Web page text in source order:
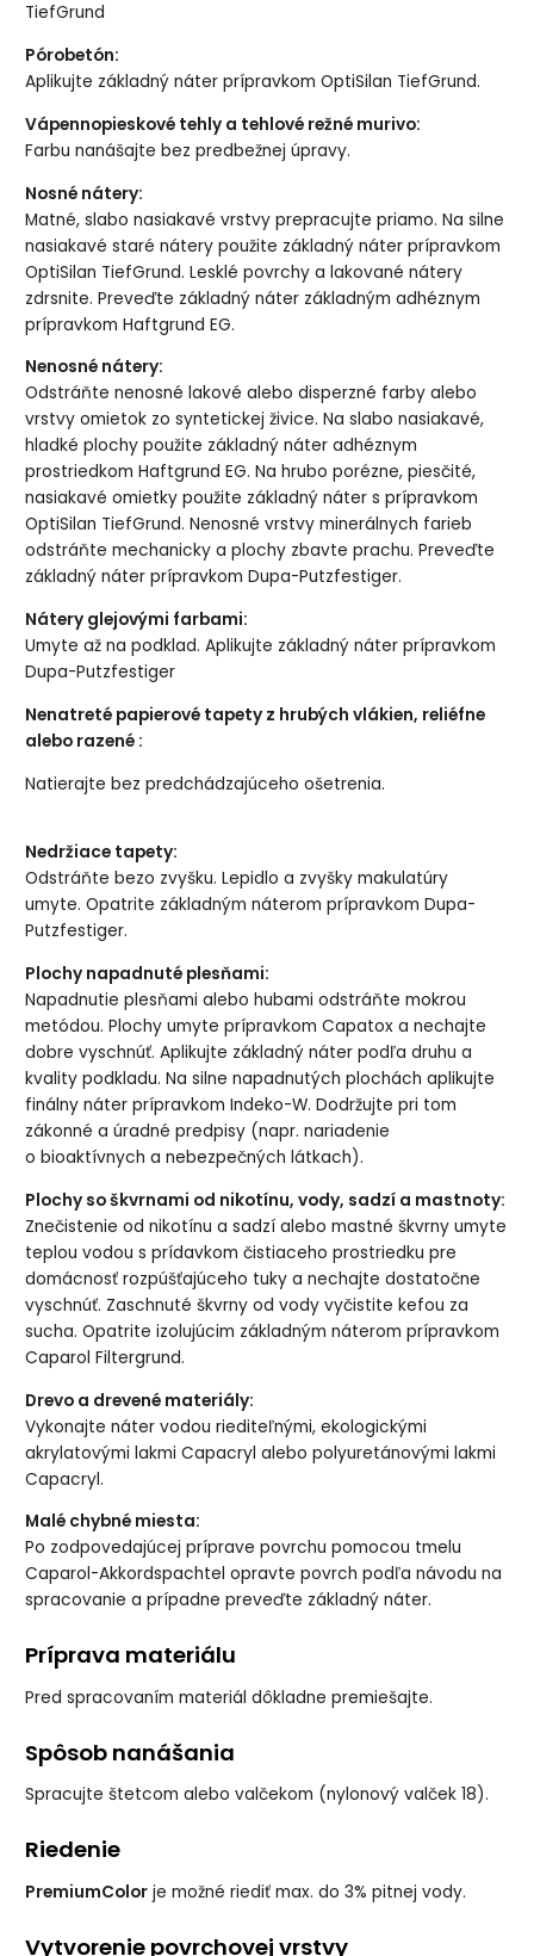
TiefGrund
Pórobetón:
Aplikujte základný náter prípravkom OptiSilan TiefGrund.
Vápennopieskové tehly a tehlové režné murivo:
Farbu nanášajte bez predbežnej úpravy.
Nosné nátery:
Matné, slabo nasiakavé vrstvy prepracujte priamo. Na silne
nasiakavé staré nátery použite základný náter prípravkom
OptiSilan TiefGrund. Lesklé povrchy a lakované nátery
zdrsnite. Preveďte základný náter základným adhéznym
prípravkom Haftgrund EG.
Nenosné nátery:
Odstráňte nenosné lakové alebo disperzné farby alebo
vrstvy omietok zo syntetickej živice. Na slabo nasiakavé,
hladké plochy použite základný náter adhéznym
prostriedkom Haftgrund EG. Na hrubo porézne, piesčité,
nasiakavé omietky použite základný náter s prípravkom
OptiSilan TiefGrund. Nenosné vrstvy minerálnych farieb
odstráňte mechanicky a plochy zbavte prachu. Preveďte
základný náter prípravkom Dupa-Putzfestiger.
Nátery glejovými farbami:
Umyte až na podklad. Aplikujte základný náter prípravkom
Dupa-Putzfestiger
Nenatreté papierové tapety z hrubých vlákien, reliéfne
alebo razené :
Natierajte bez predchádzajúceho ošetrenia.
Nedržiace tapety:
Odstráňte bezo zvyšku. Lepidlo a zvyšky makulatúry
umyte. Opatrite základným náterom prípravkom Dupa-
Putzfestiger.
Plochy napadnuté plesňami:
Napadnutie plesňami alebo hubami odstráňte mokrou
metódou. Plochy umyte prípravkom Capatox a nechajte
dobre vyschnúť. Aplikujte základný náter podľa druhu a
kvality podkladu. Na silne napadnutých plochách aplikujte
finálny náter prípravkom Indeko-W. Dodržujte pri tom
zákonné a úradné predpisy (napr. nariadenie
o bioaktívnych a nebezpečných látkach).
Plochy so škvrnami od nikotínu, vody, sadzí a mastnoty:
Znečistenie od nikotínu a sadzí alebo mastné škvrny umyte
teplou vodou s prídavkom čistiaceho prostriedku pre
domácnosť rozpúšťajúceho tuky a nechajte dostatočne
vyschnúť. Zaschnuté škvrny od vody vyčistite kefou za
sucha. Opatrite izolujúcim základným náterom prípravkom
Caparol Filtergrund.
Drevo a drevené materiály:
Vykonajte náter vodou riediteľnými, ekologickými
akrylatovými lakmi Capacryl alebo polyuretánovými lakmi
Capacryl.
Malé chybné miesta:
Po zodpovedajúcej príprave povrchu pomocou tmelu
Caparol-Akkordspachtel opravte povrch podľa návodu na
spracovanie a prípadne preveďte základný náter.
Príprava materiálu
Pred spracovaním materiál dôkladne premiešajte.
Spôsob nanášania
Spracujte štetcom alebo valčekom (nylonový valček 18).
Riedenie
PremiumColor je možné riediť max. do 3% pitnej vody.
Vytvorenie povrchovej vrstvy